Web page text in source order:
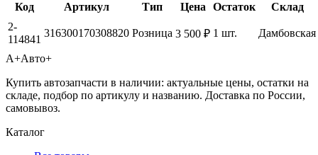
Код Артикул Тип Цена Остаток
Склад
2-
114841
316300170308820 Розница 3 500 ₽ 1 шт. Дамбовская
А+Авто+
Купить автозапчасти в наличии: актуальные цены, остатки на
складе, подбор по артикулу и названию. Доставка по России,
самовывоз.
Каталог